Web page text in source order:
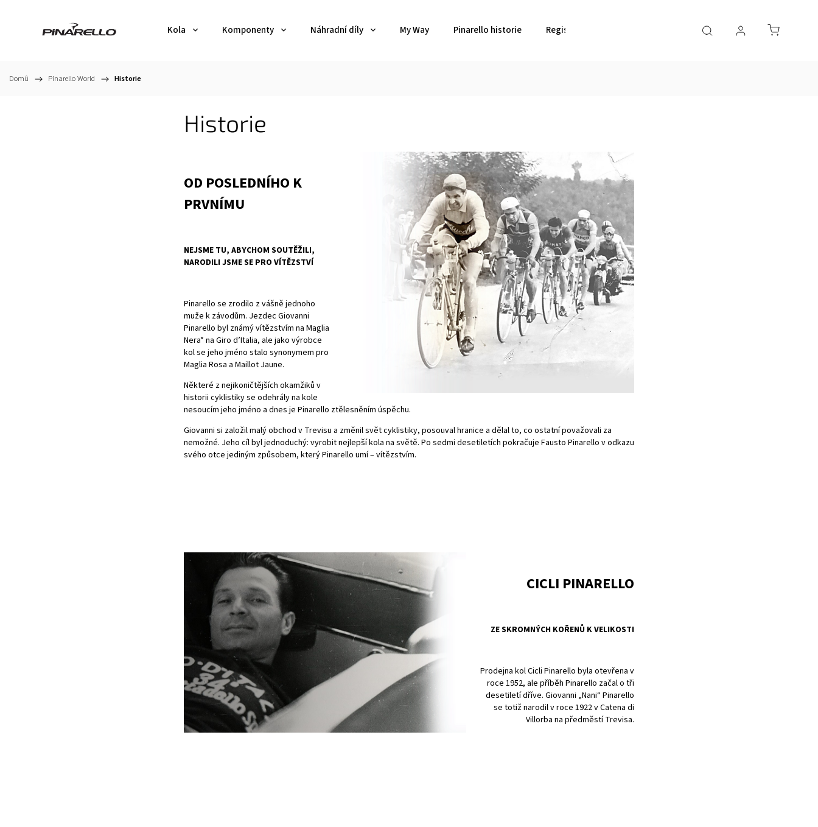
Kola Komponenty Náhradní díly My Way Pinarello historie Registrace rámu
Domů / Pinarello World / Historie
Historie
OD POSLEDNÍHO K
PRVNÍMU
NEJSME TU, ABYCHOM SOUTĚŽILI,
NARODILI JSME SE PRO VÍTĚZSTVÍ
Pinarello se zrodilo z vášně jednoho
muže k závodům. Jezdec Giovanni
Pinarello byl známý vítězstvím na Maglia
Nera* na Giro d’Italia, ale jako výrobce
kol se jeho jméno stalo synonymem pro
Maglia Rosa a Maillot Jaune.
Některé z nejikoničtějších okamžiků v
historii cyklistiky se odehrály na kole
nesoucím jeho jméno a dnes je Pinarello ztělesněním úspěchu.
Giovanni si založil malý obchod v Trevisu a změnil svět cyklistiky, posouval hranice a dělal to, co ostatní považovali za
nemožné. Jeho cíl byl jednoduchý: vyrobit nejlepší kola na světě. Po sedmi desetiletích pokračuje Fausto Pinarello v odkazu
svého otce jediným způsobem, který Pinarello umí – vítězstvím.
CICLI PINARELLO
ZE SKROMNÝCH KOŘENŮ K VELIKOSTI
Prodejna kol Cicli Pinarello byla otevřena v
roce 1952, ale příběh Pinarello začal o tři
desetiletí dříve. Giovanni „Nani“ Pinarello
se totiž narodil v roce 1922 v Catena di
Villorba na předměstí Trevisa.